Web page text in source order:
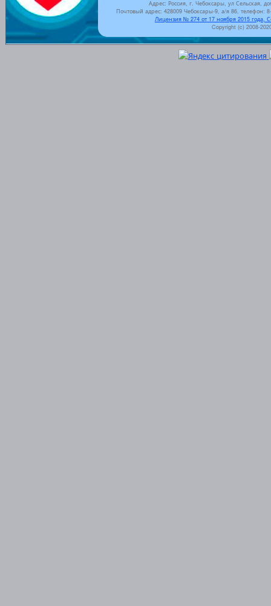
Адрес: Россия, г. Чебоксары, ул Сельская,
Почтовый адрес: 428009 Чебоксары-9, а/я 86, телефон:
Лицензия № 274 от 17 ноября 2015 года,
Copyright (c) 2008-